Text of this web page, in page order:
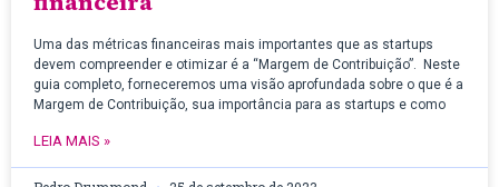
Uma das métricas financeiras mais importantes que as startups
devem compreender e otimizar é a “Margem de Contribuição”. Neste
guia completo, forneceremos uma visão aprofundada sobre o que é a
Margem de Contribuição, sua importância para as startups e como
LEIA MAIS »